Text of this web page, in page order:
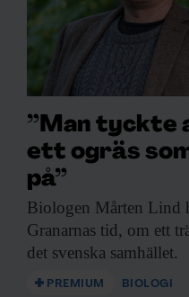
”Man tyckte
ett ogräs
på”
Biologen Mårten Lind
Granarnas tid, om ett
det svenska samhället.
PREMIUM BIOLOGI